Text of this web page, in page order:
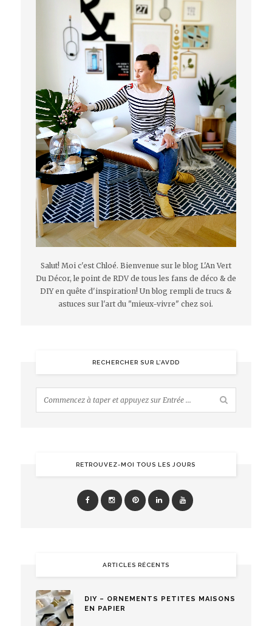
Salut! Moi c'est Chloé. Bienvenue sur le blog L'An Vert
Du Décor, le point de RDV de tous les fans de déco & de
DIY en quête d'inspiration! Un blog rempli de trucs &
astuces sur l'art du "mieux-vivre" chez soi.
RECHERCHER SUR L’AVDD
RETROUVEZ-MOI TOUS LES JOURS
ARTICLES RÉCENTS
DIY – ORNEMENTS PETITES MAISONS
EN PAPIER